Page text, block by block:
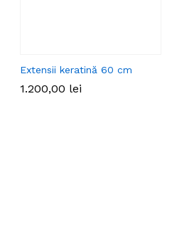
Extensii keratină 60 cm
1.200,00 lei